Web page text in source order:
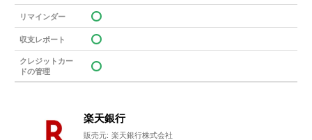
リマインダー
収支レポート
クレジットカー
ドの管理
楽天銀行
販売元: 楽天銀行株式会社